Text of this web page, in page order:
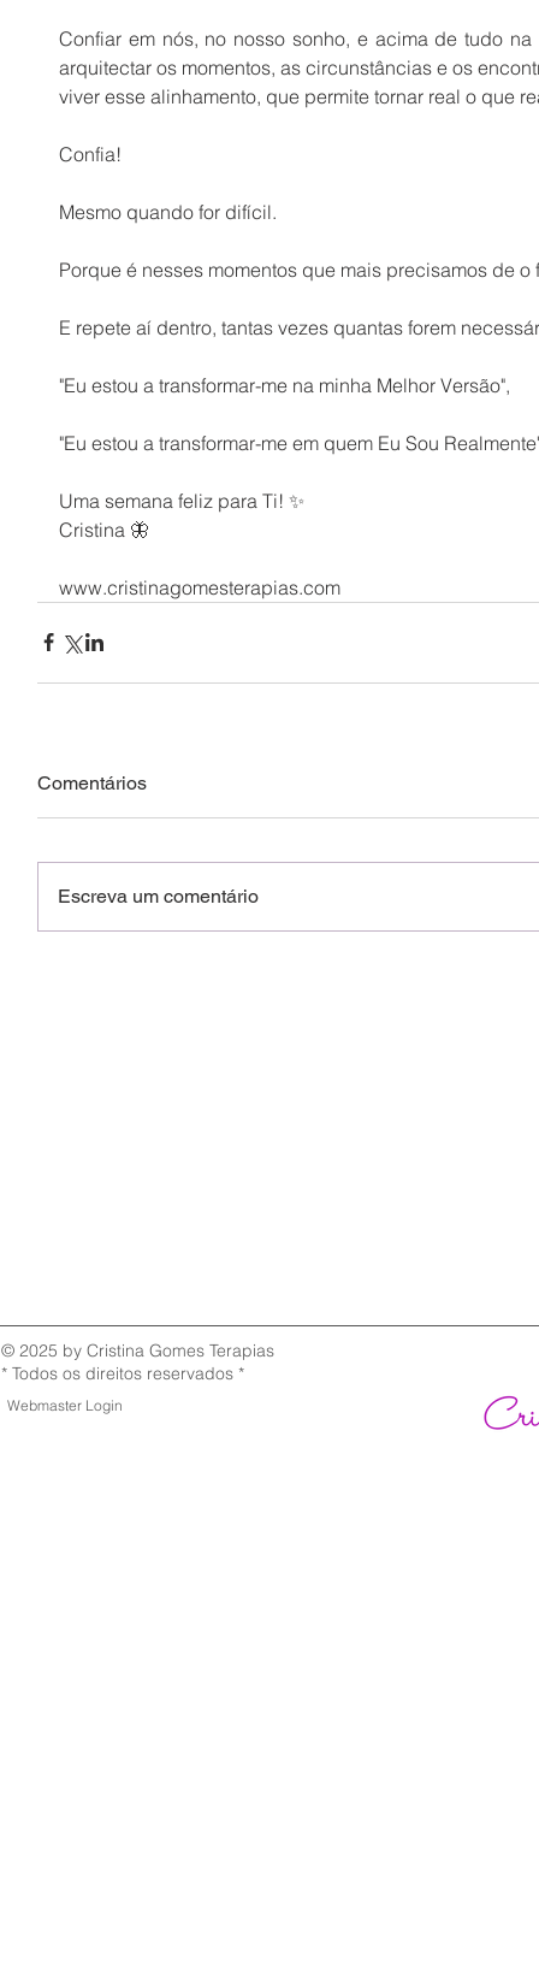
Confiar em nós, no nosso sonho, e acima de tudo
arquitectar os momentos, as circunstâncias e os
viver esse alinhamento, que permite tornar real o que
Confia!
Mesmo quando for difícil.
Porque é nesses momentos que mais precisamos de o
E repete aí dentro, tantas vezes quantas forem
"Eu estou a transformar-me na minha Melhor Versão",
"Eu estou a transformar-me em quem Eu Sou
Uma semana feliz para Ti! ✨
Cristina 🦋
www.cristinagomesterapias.com
Comentários
Escreva um comentário
© 2025 by Cristina Gomes Terapias
* Todos os direitos reservados *
Webmaster Login